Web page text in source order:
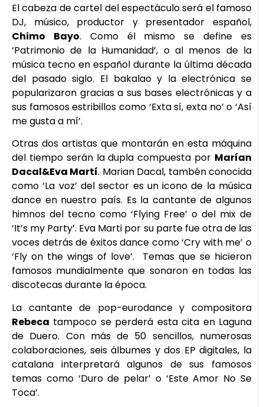
El cabeza de cartel del espectáculo será el famoso
DJ, músico, productor y presentador español,
Chimo Bayo. Como él mismo se define es
‘Patrimonio de la Humanidad’, o al menos de la
música tecno en español durante la última década
del pasado siglo. El bakalao y la electrónica se
popularizaron gracias a sus bases electrónicas y a
sus famosos estribillos como ‘Exta sí, exta no’ o ‘Así
me gusta a mí’.
Otras dos artistas que montarán en esta máquina
del tiempo serán la dupla compuesta por Marían
Dacal&Eva Martí. Marian Dacal, tambén conocida
como ‘La voz’ del sector es un icono de la música
dance en nuestro país. Es la cantante de algunos
himnos del tecno como ‘Flying Free’ o del mix de
‘It’s my Party’. Eva Marti por su parte fue otra de las
voces detrás de éxitos dance como ‘Cry with me’ o
‘Fly on the wings of love’. Temas que se hicieron
famosos mundialmente que sonaron en todas las
discotecas durante la época.
La cantante de pop-eurodance y compositora
Rebeca tampoco se perderá esta cita en Laguna
de Duero. Con más de 50 sencillos, numerosas
colaboraciones, seis álbumes y dos EP digitales, la
catalana interpretará algunos de sus famosos
temas como ‘Duro de pelar’ o ‘Este Amor No Se
Toca’.